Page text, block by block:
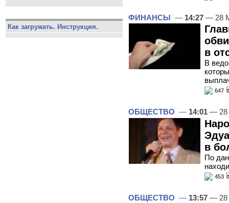
Как загружать. Инструкция.
ФИНАНСЫ — 14:27 — 28
в
В
647
ОБЩЕСТВО — 14:01 — 28
в
По
453
ОБЩЕСТВО — 13:57 — 28